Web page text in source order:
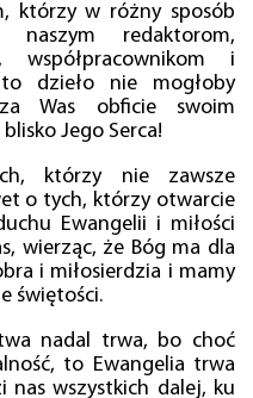
którzy w różny sposób
redaktorom,
współpracownikom i
dzieło nie mogłoby
Was obficie swoim
Jego Serca!
którzy nie zawsze
o tych, którzy otwarcie
Ewangelii i miłości
wierząc, że Bóg ma dla
i miłosierdzia i mamy
świętości.
nadal trwa, bo choć
to Ewangelia trwa
nas wszystkich dalej, ku